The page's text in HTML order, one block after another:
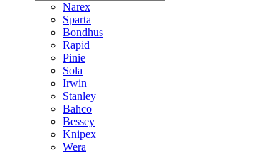
Narex
Sparta
Bondhus
Rapid
Pinie
Sola
Irwin
Stanley
Bahco
Bessey
Knipex
Wera